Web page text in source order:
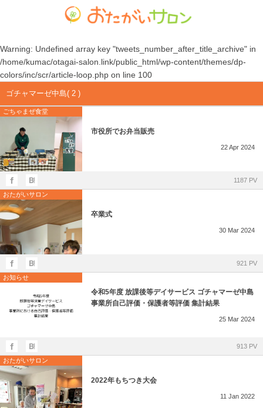
Warning: Undefined array key "tweets_number_after_title_archive" in
/home/kumac/otagai-salon.link/public_html/wp-content/themes/dp-
colors/inc/scr/article-loop.php on line 100
ゴチャマーゼ中島( 2 )
ごちゃまぜ食堂
市役所でお弁当販売
22Apr 2024
1187 PV
おたがいサロン
卒業式
30 Mar 2024
921 PV
お知らせ
令和5年度 放課後等デイサービス ゴチャマーゼ中島
事業所自己評価・保護者等評価 集計結果
25 Mar 2024
913 PV
おたがいサロン
2022年もちつき大会
11 Jan 2022
お知らせ
あれこれブログ
個人情報保護方針
共生型デイサービス おたがいサロン
サービス付き高齢者向け住宅
居宅介護支援事業
おたがいサロンの喫茶店（オレンジカフェ）
ごちゃまぜ食堂
地域密着通所介護
放課後等デイサービス
就労継続支援 B型事業